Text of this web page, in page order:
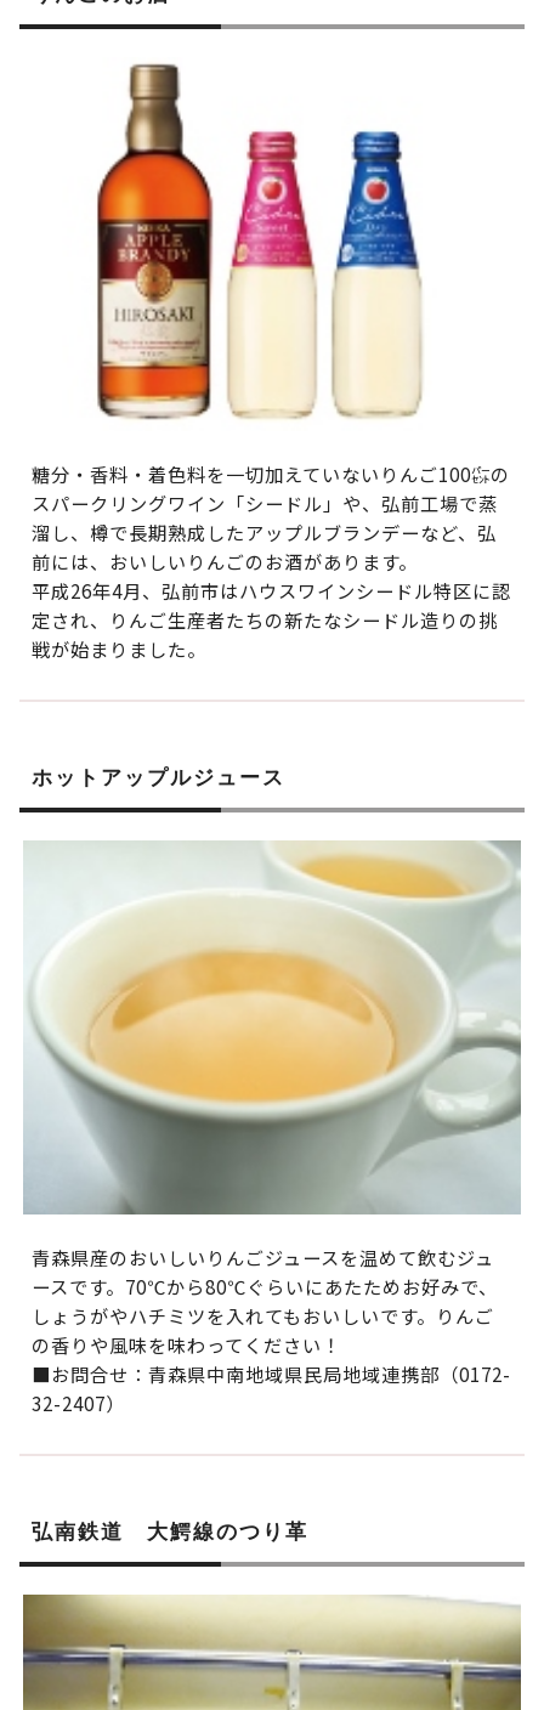
糖分・香料・着色料を一切加えていないりんご100㌫の
スパークリングワイン「シードル」や、弘前工場で蒸
溜し、樽で長期熟成したアップルブランデーなど、弘
前には、おいしいりんごのお酒があります。
平成26年4月、弘前市はハウスワインシードル特区に認
定され、りんご生産者たちの新たなシードル造りの挑
戦が始まりました。
ホットアップルジュース
青森県産のおいしいりんごジュースを温めて飲むジュ
ースです。70℃から80℃ぐらいにあたためお好みで、
しょうがやハチミツを入れてもおいしいです。りんご
の香りや風味を味わってください！
■お問合せ：青森県中南地域県民局地域連携部（0172-
32-2407）
弘南鉄道 大鰐線のつり革